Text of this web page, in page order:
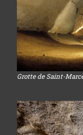
Grotte de Saint-